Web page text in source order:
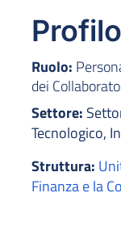
Profilo
Ruolo:
dei
Settore:
Tecnologico,
Struttura:
Finanza e la